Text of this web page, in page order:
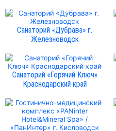
Санаторий «Дубрава» г.
Железноводск
Санаторий «Горячий Ключ»
Краснодарский край